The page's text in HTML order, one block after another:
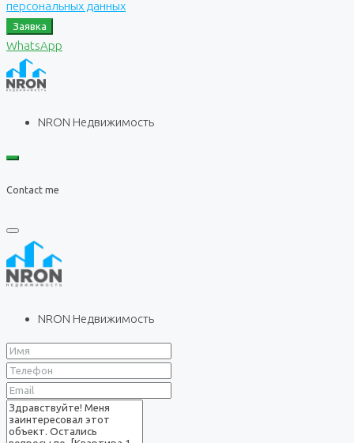
персональных данных
Заявка
WhatsApp
NRON Недвижимость
Contact me
NRON Недвижимость